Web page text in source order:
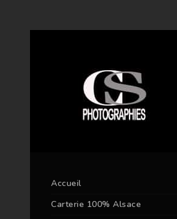
Accueil
Carterie 100% Alsace